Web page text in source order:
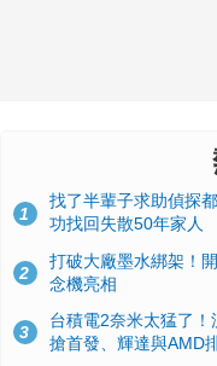
1
找了半輩子求助偵探
功找回失散50年家人
2
打破大廠墨水綁架！
念機亮相
3
台積電2奈米太猛了
搶首發、輝達與AMD